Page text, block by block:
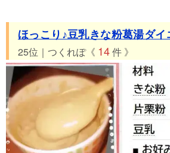
ほっこり♪豆乳きな粉葛湯ダイ
25位｜つくれぽ《 14件 》